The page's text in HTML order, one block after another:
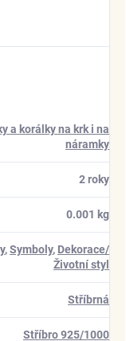
a korálky na krk i na
náramky
2 roky
0.001 kg
,Symboly, Dekorace/
Životní styl
Stříbrná
Stříbro 925/1000